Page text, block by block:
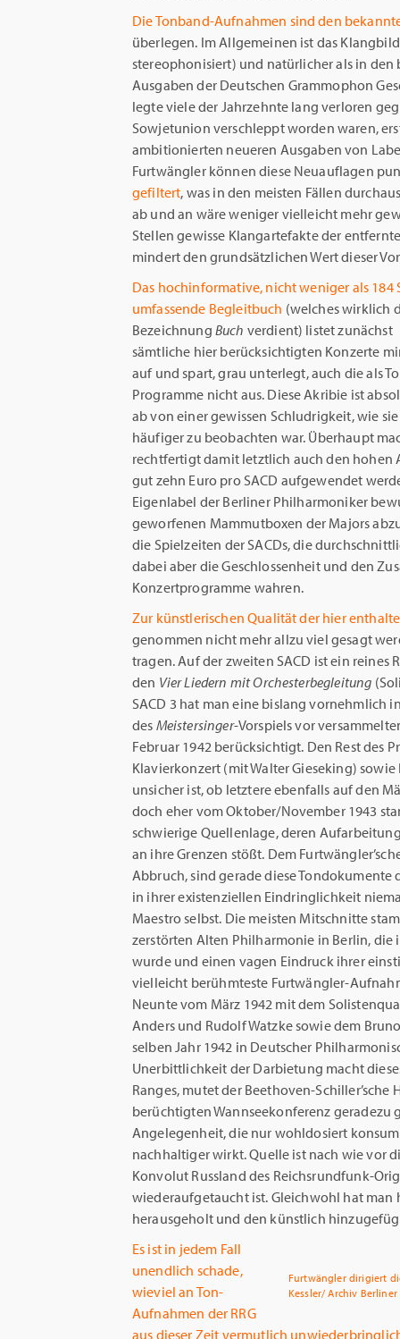
Die Tonband-Aufnahmen sind den
überlegen. Im Allgemeinen ist das
stereophonisiert) und natürlicher als in
Ausgaben der Deutschen Grammophon
legte viele der Jahrzehnte lang verloren
Sowjetunion verschleppt worden waren,
ambitionierten neueren Ausgaben von
Furtwängler können diese Neuauflagen
gefiltert, was in den meisten Fällen
ab und an wäre weniger vielleicht mehr
Stellen gewisse Klangartefakte der
mindert den grundsätzlichen Wert dieser
Das hochinformative, nicht weniger als 184
umfassende Begleitbuch (welches wirklich
Bezeichnung Buch verdient) listet zunächst
sämtliche hier berücksichtigten Konzerte
auf und spart, grau unterlegt, auch die als
Programme nicht aus. Diese Akribie ist
ab von einer gewissen Schludrigkeit, wie
häufiger zu beobachten war. Überhaupt
rechtfertigt damit letztlich auch den hohen
gut zehn Euro pro SACD aufgewendet
Eigenlabel der Berliner Philharmoniker
geworfenen Mammutboxen der Majors
die Spielzeiten der SACDs, die
dabei aber die Geschlossenheit und den
Konzertprogramme wahren.
Zur künstlerischen Qualität der hier
genommen nicht mehr allzu viel gesagt
tragen. Auf der zweiten SACD ist ein
den Vier Liedern mit Orchesterbegleitung
SACD 3 hat man eine bislang vornehmlich
des Meistersinger-Vorspiels vor
Februar 1942 berücksichtigt. Den Rest des
Klavierkonzert (mit Walter Gieseking)
unsicher ist, ob letztere ebenfalls auf den
doch eher vom Oktober/November 1943
schwierige Quellenlage, deren
an ihre Grenzen stößt. Dem
Abbruch, sind gerade diese
in ihrer existenziellen Eindringlichkeit
Maestro selbst. Die meisten Mitschnitte
zerstörten Alten Philharmonie in Berlin,
wurde und einen vagen Eindruck ihrer
vielleicht berühmteste Furtwängler-
Neunte vom März 1942 mit dem
Anders und Rudolf Watzke sowie dem
selben Jahr 1942 in Deutscher
Unerbittlichkeit der Darbietung macht
Ranges, mutet der Beethoven-
berüchtigten Wannseekonferenz geradezu
Angelegenheit, die nur wohldosiert
nachhaltiger wirkt. Quelle ist nach wie vor
Konvolut Russland des Reichsrundfunk-
wiederaufgetaucht ist. Gleichwohl hat
herausgeholt und den künstlich
Furtwängler dirigiert
Kessler/ Archiv
Es ist in jedem Fall
unendlich schade,
wieviel an Ton-
Aufnahmen der RRG
aus dieser Zeit vermutlich